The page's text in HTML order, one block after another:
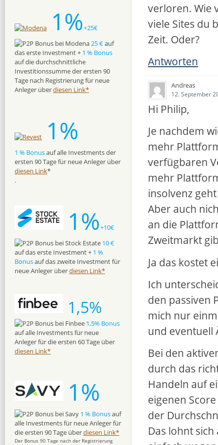
verloren. Wie
viele Sites du
Zeit. Oder?
Antworten
Andreas
12. September
Hi Philip,
Je nachdem
mehr
verfügbaren
mehr
insolvenz
Aber auch
an die
Zweitmarkt
Ja das kostet
Ich
den passiven
mich nur
und eventuell
Bei den
durch das
Handeln auf
eigenen
der
Das lohnt
1%+25€
25 €auf
das erste Investment + 1 % Bonus
auf die durchschnittliche
Investitionssumme der ersten 90
Tage nach Registrierung für neue
Anleger überdiesen Link*
1%
1 % Bonusauf alle Investments der
ersten 90 Tage für neue Anleger über
diesen Link*
.
1%+10€
10 €
auf das erste Investment + 1 %
Bonusauf das zweite Investment für
neue Anleger überdiesen Link*
1,5%
1,5% Bonus
auf alle Investments für neue
Anleger für die ersten 60 Tage über
diesen Link*
1%
1 % Bonusauf
alle Investments für neue Anleger für
die ersten 90 Tage überdiesen Link*
Der Bonus 90 Tage nach der Registrierung